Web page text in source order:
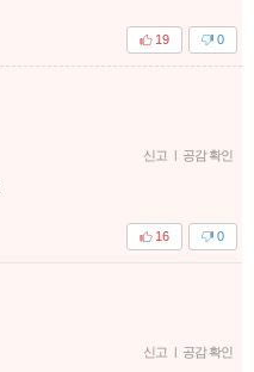
0
19
신고 | 공감 확인
0
16
신고 | 공감 확인